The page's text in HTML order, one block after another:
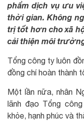
phẩm dịch vụ ưu
thời gian. Không
trị tốt hơn cho xã
cải thiện môi
Tổng công ty luôn
đồng chí hoàn thành
Một lần nữa, nhân
lãnh đạo Tổng
khỏe, hạnh phúc và